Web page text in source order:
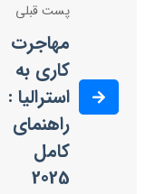
پست قبلی
مهاجرت
کاری به
استرالیا :
راهنمای
کامل
2025